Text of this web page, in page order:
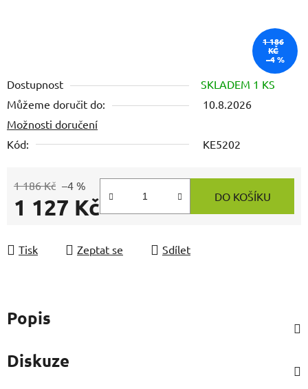
Dostupnost
SKLADEM 1 KS
Můžeme doručit do:
10.8.2026
Možnosti doručení
Kód:
KE5202
1 186 Kč –4 %
1 127 Kč DO KOŠÍKU
Tisk Zeptat se Sdílet
1 186
KČ
–4 %
Popis
Diskuze